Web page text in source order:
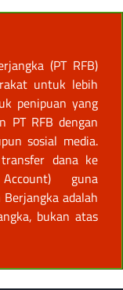
(PT RFB)
untuk lebih
penipuan yang
PT RFB dengan
sosial media.
dana ke
guna
adalah
bukan atas